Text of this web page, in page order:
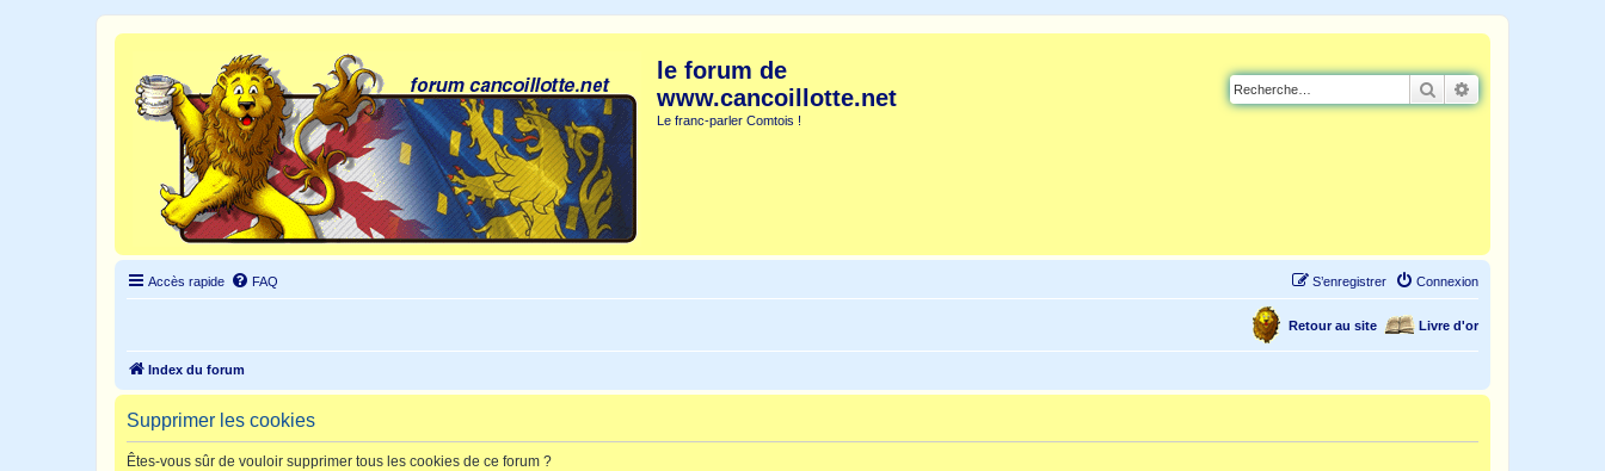
le forum de
www.cancoillotte.net
Le franc-parler Comtois !
Rechercher
Accès rapide FAQ Connexion
S’enregistrer
Livre d'or
Retour au site
Index du forum
Supprimer les cookies
Êtes-vous sûr de vouloir supprimer tous les cookies de ce forum ?